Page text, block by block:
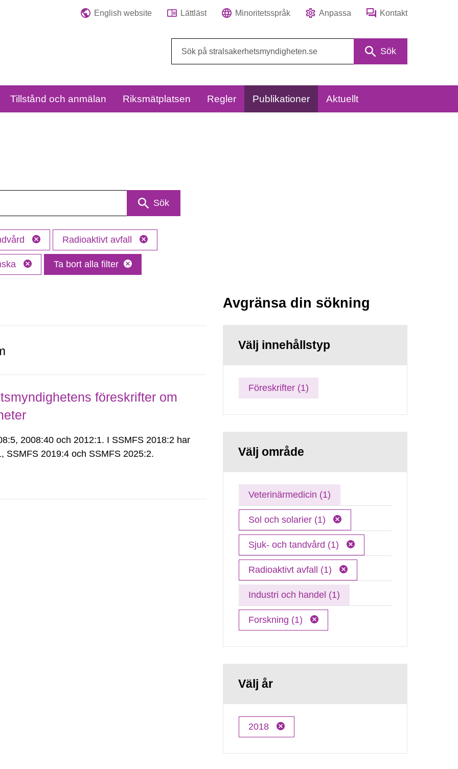
English website Lättläst Minoritetsspråk Anpassa Kontakt
Sök
Tillstånd och anmälan Riksmätplatsen Regler Publikationer Aktuellt
Sök
Radioaktivt avfall
Ta bort alla filter
föreskrifter om
2008:40 och 2012:1. I SSMFS 2018:2 har
SSMFS 2019:4 och SSMFS 2025:2.
Avgränsa din sökning
Välj innehållstyp
Föreskrifter (1)
Välj område
Veterinärmedicin (1)
Sol och solarier (1)
Sjuk- och tandvård (1)
Radioaktivt avfall (1)
Industri och handel (1)
Forskning (1)
Välj år
2018